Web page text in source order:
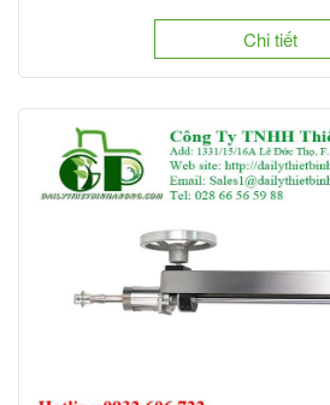
Chi tiết